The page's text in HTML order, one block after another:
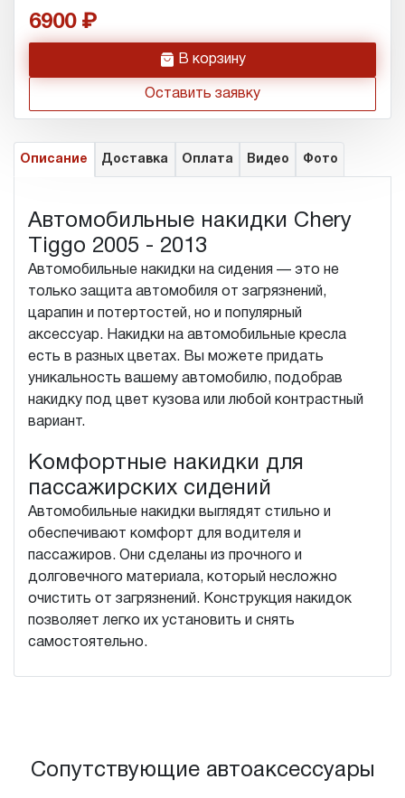
6900
h В корзину
Оставить заявку
Описание Доставка Оплата Видео Фото
Автомобильные накидки Chery
Tiggo 2005 - 2013
Автомобильные накидки на сидения — это не
только защита автомобиля от загрязнений,
царапин и потертостей, но и популярный
аксессуар. Накидки на автомобильные кресла
есть в разных цветах. Вы можете придать
уникальность вашему автомобилю, подобрав
накидку под цвет кузова или любой контрастный
вариант.
Комфортные накидки для
пассажирских сидений
Автомобильные накидки выглядят стильно и
обеспечивают комфорт для водителя и
пассажиров. Они сделаны из прочного и
долговечного материала, который несложно
очистить от загрязнений. Конструкция накидок
позволяет легко их установить и снять
самостоятельно.
Сопутствующие автоаксессуары